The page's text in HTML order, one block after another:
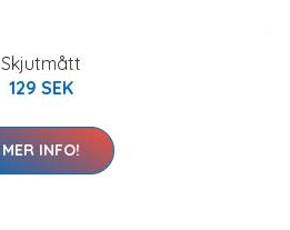
Skjutmått
129 SEK
MER INFO!